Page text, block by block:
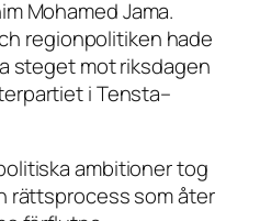
Mohamed Jama.
regionpolitiken hade
steget mot riksdagen
i Tensta–
ambitioner tog
rättsprocess som åter